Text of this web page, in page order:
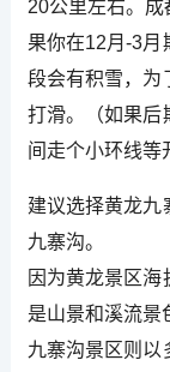
20公里左右。
果你在12月-3月
段会有积雪，为
打滑。（如果后
间走个小环线等
建议选择黄龙九
九寨沟。
因为黄龙景区
是山景和溪流景
九寨沟景区则以